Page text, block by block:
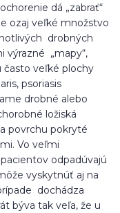
dá „zabrať“
ozaj veľké množstvo
drobných
výrazné „mapy“,
veľké plochy
psoriasis
drobné alebo
ložiská
povrchu pokryté
Vo veľmi
odpadúvajú
vyskytnúť aj na
dochádza
býva tak veľa, že u